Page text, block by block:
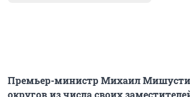
Премьер-министр Михаил
округов из числа своих